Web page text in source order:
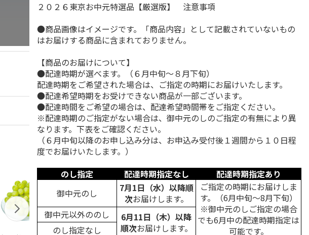
２０２６東京お中元特選品【厳選版】 注意事項
●商品画像はイメージです。「商品内容」として記載されていないもの
はお届けする商品に含まれておりません。
【商品のお届けについて】
●配達時期が選べます。（６月中旬～８月下旬）
配達時期をご希望された場合は、ご指定の時期にお届けいたします。
●配達希望時期をお受けできない商品が一部ございます。
●配達時間をご希望の場合は、配達希望時間帯をご指定ください。
※配達時期のご指定がない場合は、御中元のしのご指定の有無により異
なります。下表をご確認ください。
（６月中旬以降のお申し込み分は、お申込み受付後１週間から１０日程
度でお届けいたします。）
のし指定
配達時期指定なし
配達時期指定あり
御中元のし
7月1日（水）以降順
次お届けします。
ご指定の時期にお届けしま
す。（6月中旬～8月下旬）
※御中元のしご指定の場合
でも6月中の配達時期指定は
可能です。
御中元以外ののし
6月11日（木）以降
順次お届けします。
のし指定なし